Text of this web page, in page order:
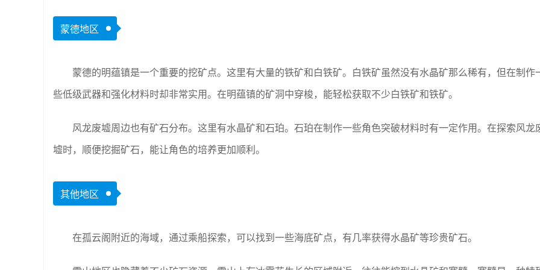
蒙德地区
蒙德的明蕴镇是一个重要的挖矿点。这里有大量的铁矿和白铁矿。白铁矿虽然没有水晶矿那么稀有，但在制作
些低级武器和强化材料时却非常实用。在明蕴镇的矿洞中穿梭，能轻松获取不少白铁矿和铁矿。
风龙废墟周边也有矿石分布。这里有水晶矿和石珀。石珀在制作一些角色突破材料时有一定作用。在探索风龙
墟时，顺便挖掘矿石，能让角色的培养更加顺利。
其他地区
在孤云阁附近的海域，通过乘船探索，可以找到一些海底矿点，有几率获得水晶矿等珍贵矿石。